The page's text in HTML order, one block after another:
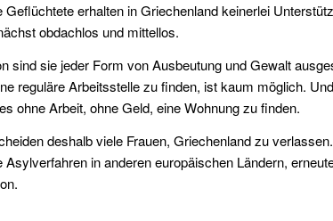
Geflüchtete erhalten in Griechenland keinerlei
obdachlos und mittellos.
sind sie jeder Form von Ausbeutung und Gewalt
reguläre Arbeitsstelle zu finden, ist kaum möglich.
ohne Arbeit, ohne Geld, eine Wohnung zu finden.
deshalb viele Frauen, Griechenland zu
Asylverfahren in anderen europäischen Ländern,